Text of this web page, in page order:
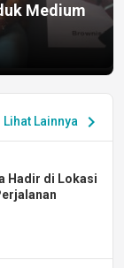
Medium
Lihat Lainnya chevron_right
Hadir di Lokasi